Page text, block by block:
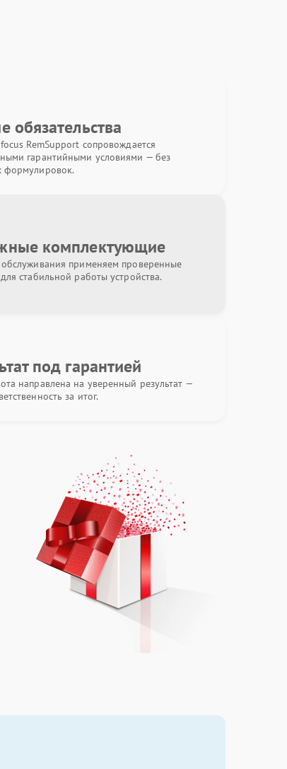
обязательства
RemSupport сопровождается
гарантийными условиями — без
формулировок.
комплектующие
применяем проверенные
стабильной работы устройства.
под гарантией
направлена на уверенный результат —
за итог.